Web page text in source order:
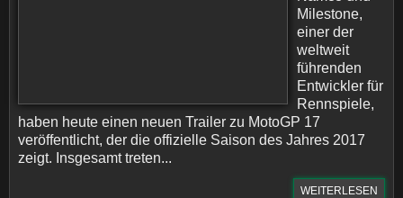
Milestone,
einer der
weltweit
führenden
Entwickler für
Rennspiele,
haben heute einen neuen Trailer zu MotoGP 17
veröffentlicht, der die offizielle Saison des Jahres 2017
zeigt. Insgesamt treten...
WEITERLESEN